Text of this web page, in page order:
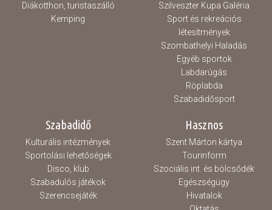
Diákotthon, turistaszálló
Kemping
Szilveszter Kupa Galéria
Sport és rekreációs
létesítmények
Szombathelyi Haladás
Egyéb sportok
Labdarúgás
Röplabda
Szabadidősport
Szabadidő
Kulturális intézmények
Sportolási lehetőségek
Disco, klub
Szabadulós játékok
Szerencsejáték
Hasznos
Szent Márton kártya
Tourinform
Szociális int. és bölcsődék
Egészségügy
Hivatalok